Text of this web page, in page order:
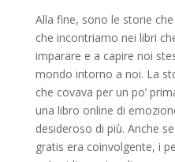
Alla fine, sono le storie
che incontriamo nei libri
imparare e a capire noi
mondo intorno a noi. La
che covava per un po’
una libro online di
desideroso di più. Anche
gratis era coinvolgente, i